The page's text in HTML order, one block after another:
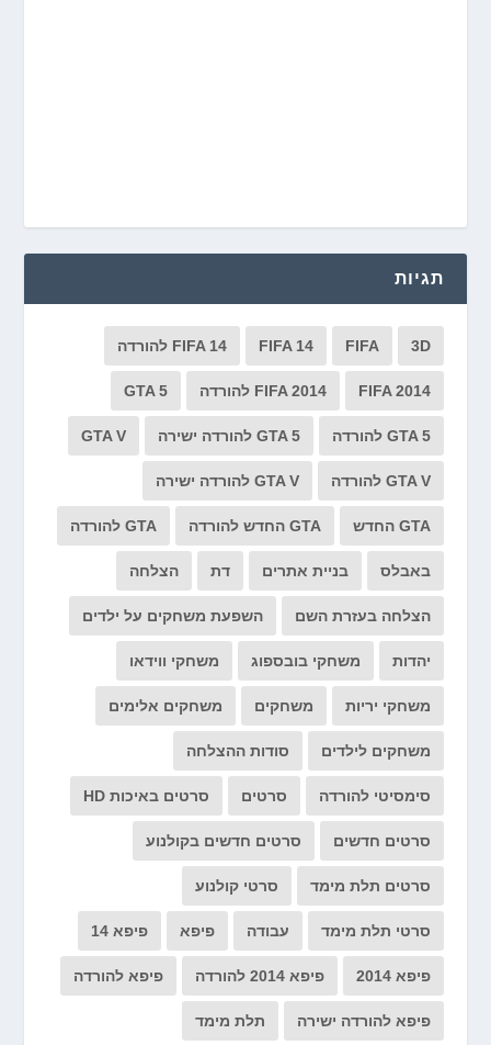
תגיות
3D
FIFA
FIFA 14 FIFA 14 להורדה
FIFA 2014 FIFA 2014 להורדה GTA 5
GTA 5 להורדה GTA 5 להורדה ישירה GTA V
GTA V להורדה GTA V להורדה ישירה
GTA החדש GTA החדש להורדה GTA להורדה
באבלס בניית אתרים דת הצלחה
הצלחה בעזרת השם השפעת משחקים על ילדים
יהדות משחקי בובספוג משחקי ווידאו
משחקי יריות משחקים משחקים אלימים
משחקים לילדים סודות ההצלחה
סימסיטי להורדה סרטים סרטים באיכות HD
סרטים חדשים סרטים חדשים בקולנוע
סרטים תלת מימד סרטי קולנוע
סרטי תלת מימד עבודה פיפא פיפא 14
פיפא 2014 פיפא 2014 להורדה פיפא להורדה
פיפא להורדה ישירה תלת מימד